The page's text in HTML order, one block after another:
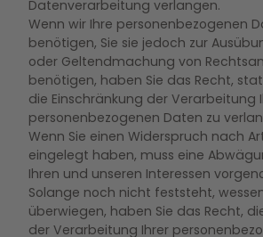
Datenverarbeitung verlangen.
Wenn wir Ihre personenbezogenen
benötigen, Sie sie jedoch zur
oder Geltendmachung von
benötigen, haben Sie das Recht,
die Einschränkung der Verarbeitung
personenbezogenen Daten zu
Wenn Sie einen Widerspruch nach Art.
eingelegt haben, muss eine
Ihren und unseren Interessen
Solange noch nicht feststeht,
überwiegen, haben Sie das Recht,
der Verarbeitung Ihrer